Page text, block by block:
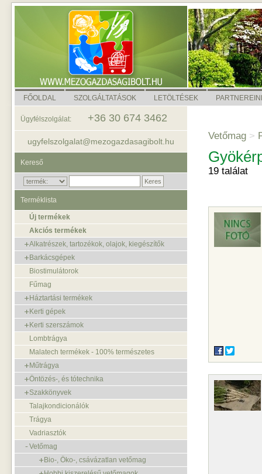
FŐOLDAL SZOLGÁLTATÁSOK LETÖLTÉSEK
Vetőmag >
19 találat
Ügyfélszolgálat: +36 30 674 3462
ugyfelszolgalat@mezogazdasagibolt.hu
Kereső
Terméklista
Új termékek
Akciós termékek
Alkatrészek, tartozékok, olajok, kiegészítők
Barkácsgépek
Biostimulátorok
Fűmag
Háztartási termékek
Kerti gépek
Kerti szerszámok
Lombtrágya
Malatech termékek - 100% természetes
Műtrágya
Öntözés-, és tótechnika
Szakkönyvek
Talajkondicionálók
Trágya
Vadriasztók
Vetőmag
Bio-, Öko-, csávázatlan vetőmag